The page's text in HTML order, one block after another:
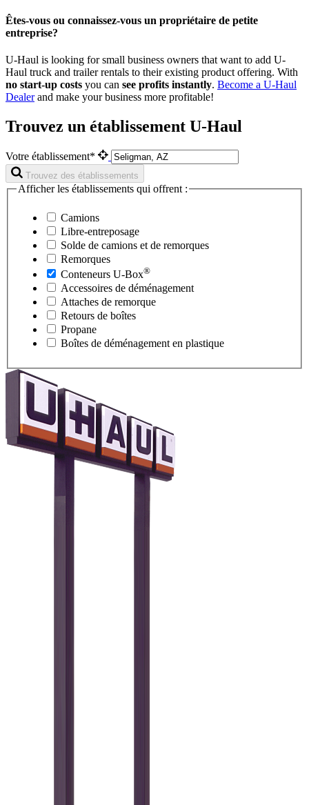
Êtes-vous ou connaissez-vous un propriétaire de petite
entreprise?
U-Haul is looking for small business owners that want to add U-
Haul truck and trailer rentals to their existing product offering. With
no start-up costs you can see profits instantly. Become a U-Haul
Dealerand make your business more profitable!
Trouvez un établissement U-Haul
Votre établissement*
Trouvez des établissements
Afficher les établissements qui offrent :
Camions
Libre-entreposage
Solde de camions et de remorques
Remorques
Conteneurs U-Box®
Accessoires de déménagement
Attaches de remorque
Retours de boîtes
Propane
Boîtes de déménagement en plastique